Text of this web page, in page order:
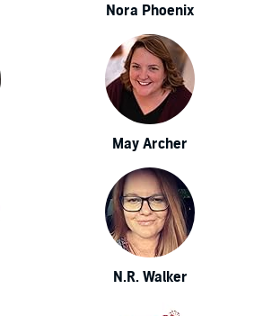
Nora Phoenix
May Archer
N.R. Walker